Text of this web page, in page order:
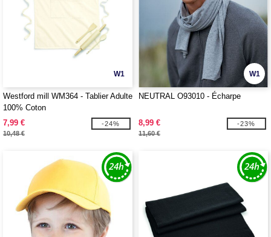
W1
Westford mill WM364 - Tablier Adulte
100% Coton
7,99 €
10,48 €
-24%
W1
NEUTRAL O93010 - Écharpe
8,99 €
11,60 €
-23%